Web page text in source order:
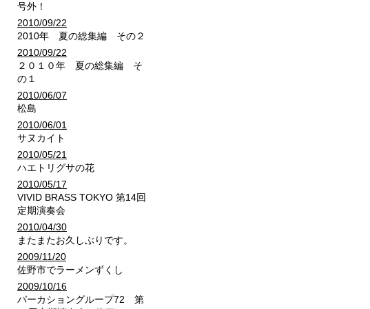
号外！
2010/09/22
2010年 夏の総集編 その２
2010/09/22
２０１０年 夏の総集編 そ
の１
2010/06/07
松島
2010/06/01
サヌカイト
2010/05/21
ハエトリグサの花
2010/05/17
VIVID BRASS TOKYO 第14回
定期演奏会
2010/04/30
またまたお久しぶりです。
2009/11/20
佐野市でラーメンずくし
2009/10/16
パーカショングループ72 第